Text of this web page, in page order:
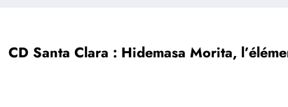
CD Santa Clara : Hidemasa Morita,